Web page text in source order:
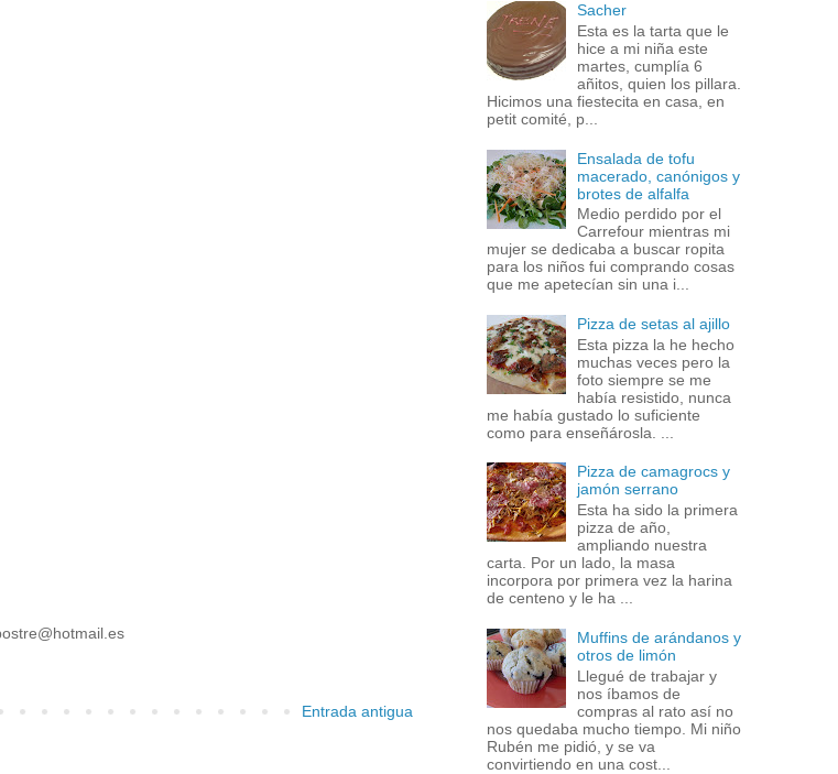
Entrada antigua
Sacher
Esta es la tarta que le
hice a mi niña este
martes, cumplía 6
añitos, quien los pillara.
Hicimos una fiestecita en casa, en
petit comité, p...
Ensalada de tofu
macerado, canónigos y
brotes de alfalfa
Medio perdido por el
Carrefour mientras mi
mujer se dedicaba a buscar ropita
para los niños fui comprando cosas
que me apetecían sin una i...
Pizza de setas al ajillo
Esta pizza la he hecho
muchas veces pero la
foto siempre se me
había resistido, nunca
me había gustado lo suficiente
como para enseñárosla. ...
Pizza de camagrocs y
jamón serrano
Esta ha sido la primera
pizza de año,
ampliando nuestra
carta. Por un lado, la masa
incorpora por primera vez la harina
de centeno y le ha ...
Muffins de arándanos y
otros de limón
Llegué de trabajar y
nos íbamos de
compras al rato así no
nos quedaba mucho tiempo. Mi niño
Rubén me pidió, y se va
convirtiendo en una cost...